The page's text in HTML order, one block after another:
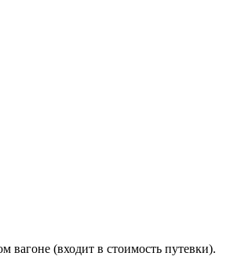
вагоне (входит в стоимость путевки).